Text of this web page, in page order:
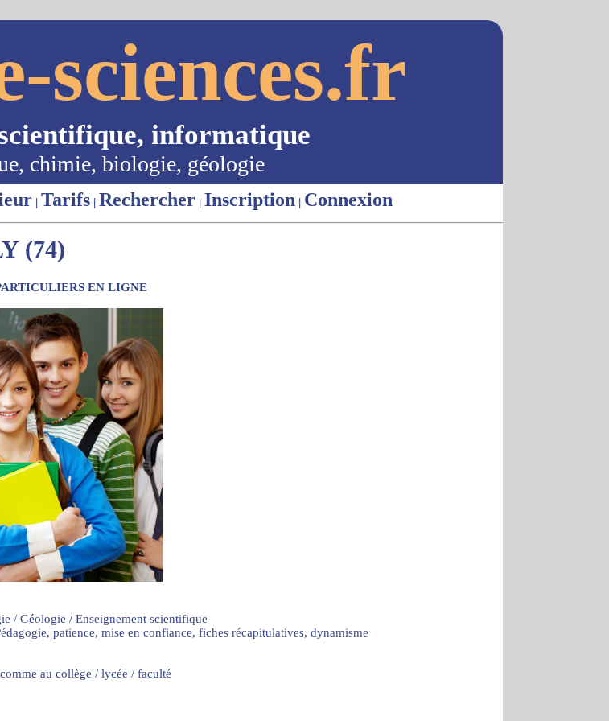
sciences.fr
informatique
chimie, biologie, géologie
| Tarifs | Rechercher | Inscription | Connexion
(74)
EN LIGNE
/ Géologie / Enseignement scientifique
patience, mise en confiance, fiches récapitulatives, dynamisme
au collège / lycée / faculté